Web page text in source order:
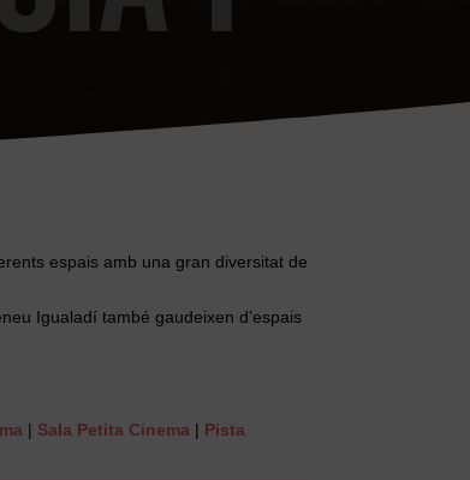
espais amb una gran diversitat de
Igualadí també gaudeixen d’espais
| Sala Petita Cinema | Pista